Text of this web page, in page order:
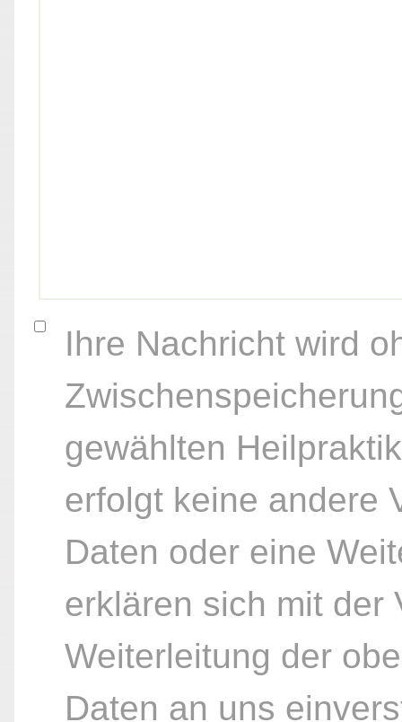
Ihre Nachricht wird
gewählten
erfolgt keine andere
Daten oder eine
erklären sich mit der
Weiterleitung der
Daten an uns